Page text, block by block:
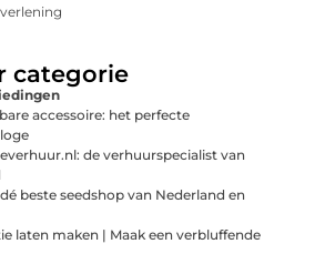
categorie
accessoire: het perfecte
de verhuurspecialist van
beste seedshop van Nederland en
laten maken | Maak een verbluffende